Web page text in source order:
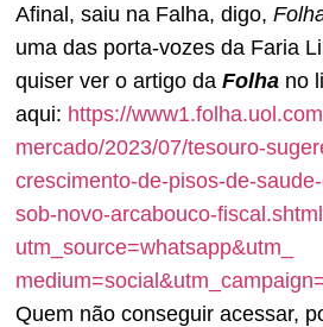
Afinal, saiu na Falha, digo,
uma das porta-vozes da Faria
quiser ver o artigo da Folha no
aqui: https://
mercado/2023/07/tesouro-
crescimento-de-pisos-de-
sob-novo-arcabouco-
utm_source=whatsapp&utm_
Quem não conseguir acessar,